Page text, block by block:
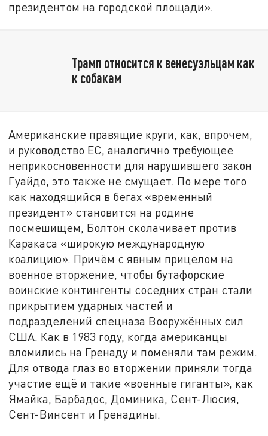
президентом на городской площади».
Трамп относится к венесуэльцам как
к собакам
Американские правящие круги, как, впрочем,
и руководство ЕС, аналогично требующее
неприкосновенности для нарушившего закон
Гуайдо, это также не смущает. По мере того
как находящийся в бегах «временный
президент» становится на родине
посмешищем, Болтон сколачивает против
Каракаса «широкую международную
коалицию». Причём с явным прицелом на
военное вторжение, чтобы бутафорские
воинские контингенты соседних стран стали
прикрытием ударных частей и
подразделений спецназа Вооружённых сил
США. Как в 1983 году, когда американцы
вломились на Гренаду и поменяли там режим.
Для отвода глаз во вторжении приняли тогда
участие ещё и такие «военные гиганты», как
Ямайка, Барбадос, Доминика, Сент-Люсия,
Сент-Винсент и Гренадины.